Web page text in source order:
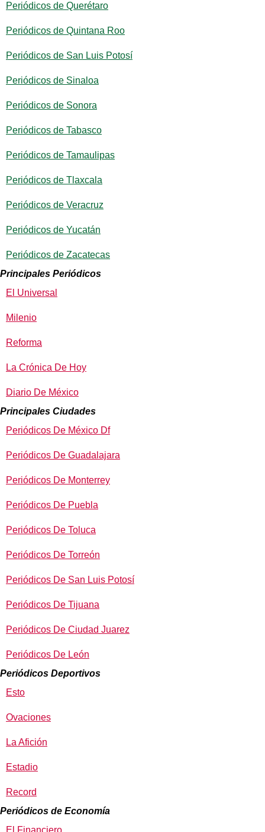
Periódicos de Querétaro
Periódicos de Quintana Roo
Periódicos de San Luis Potosí
Periódicos de Sinaloa
Periódicos de Sonora
Periódicos de Tabasco
Periódicos de Tamaulipas
Periódicos de Tlaxcala
Periódicos de Veracruz
Periódicos de Yucatán
Periódicos de Zacatecas
Principales Periódicos
El Universal
Milenio
Reforma
La Crónica De Hoy
Diario De México
Principales Ciudades
Periódicos De México Df
Periódicos De Guadalajara
Periódicos De Monterrey
Periódicos De Puebla
Periódicos De Toluca
Periódicos De Torreón
Periódicos De San Luis Potosí
Periódicos De Tijuana
Periódicos De Ciudad Juarez
Periódicos De León
Periódicos Deportivos
Esto
Ovaciones
La Afición
Estadio
Record
Periódicos de Economía
El Financiero